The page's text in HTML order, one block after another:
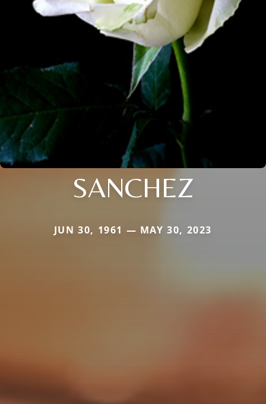
SANCHEZ
JUN 30, 1961 — MAY 30, 2023